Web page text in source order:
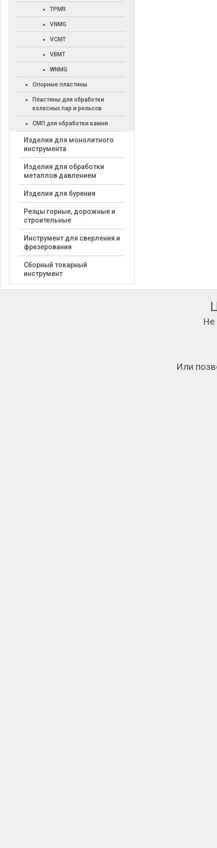
TPMR
VNMG
VCMT
VBMT
WNMG
Опорные пластины
Пластины для обработки
колесных пар и рельсов
СМП для обработки камня
Изделия для монолитного
инструмента
Изделия для обработки
металлов давлением
Изделия для бурения
Резцы горные, дорожные и
строительные
Инструмент для сверления и
фрезерования
Сборный токарный
инструмент
Не
Или